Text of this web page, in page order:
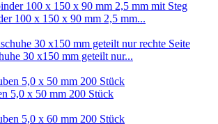
100 x 150 x 90 mm 2,5 mm...
30 x150 mm geteilt nur...
5,0 x 50 mm 200 Stück